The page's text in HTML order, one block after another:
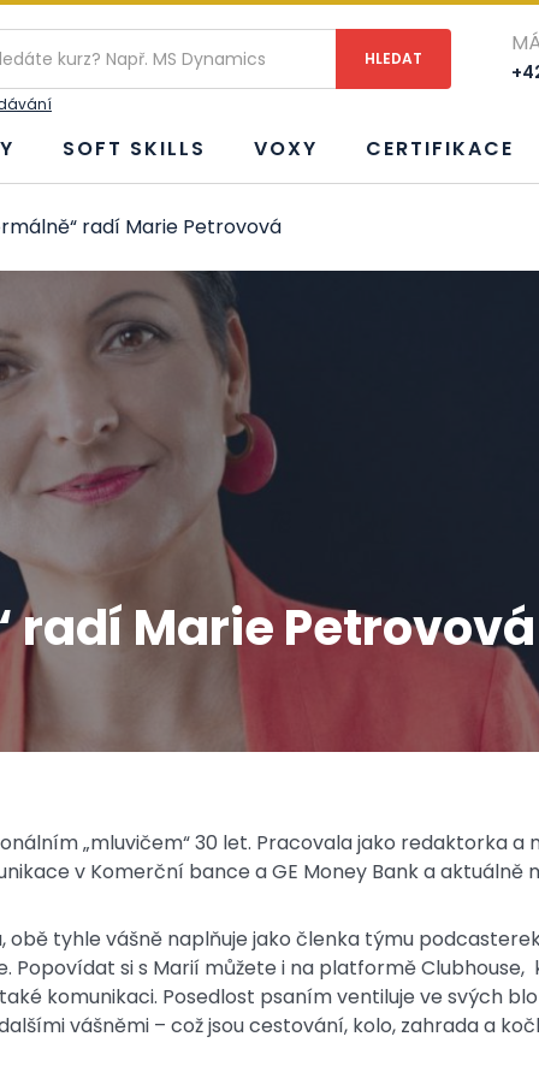
SOFT SKILLS VOXY CERTIFIKACE
radí Marie Petrovová
radí Marie Petrovová
„mluvičem“ 30 let. Pracovala jako redaktorka
v Komerční bance a GE Money Bank a aktuálně
obě tyhle vášně naplňuje jako členka týmu
Popovídat si s Marií můžete i na platformě Clubhouse,
komunikaci. Posedlost psaním ventiluje ve svých
vášněmi – což jsou cestování, kolo, zahrada a